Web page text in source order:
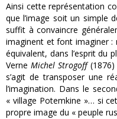
Ainsi cette représentation
que l’image soit un simple
suffit à convaincre
imaginent et font imaginer :
équivalent, dans l’esprit du
Verne Michel Strogoff(1876)
s’agit de transposer une
l’imagination. Dans le
« village Potemkine »… si
propre image du « peuple